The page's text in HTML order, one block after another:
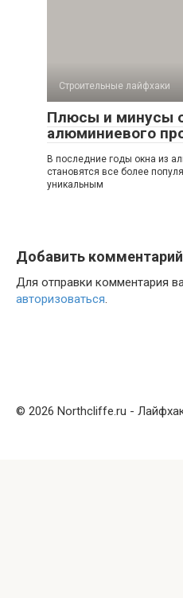
Строительные лайфхаки
Плюсы и минусы
алюминиевого
В последние годы окна из
становятся все более
уникальным
Добавить комментарий
Для отправки комментария
авторизоваться.
© 2026 Northcliffe.ru -